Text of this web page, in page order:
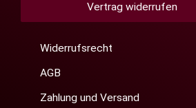
Vertrag widerrufen
Widerrufsrecht
AGB
Zahlung und Versand